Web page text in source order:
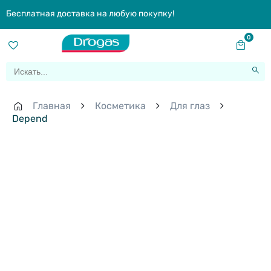
Бесплатная доставка на любую покупку!
0
Главная Косметика
Для глаз
Depend